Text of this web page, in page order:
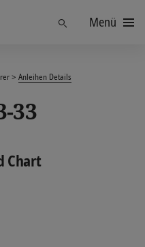
FindenMenü
Anleihen Details
33
Chart